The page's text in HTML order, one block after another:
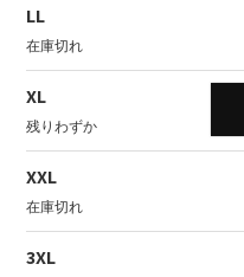
LL
在庫切れ
XL
残りわずか
XXL
在庫切れ
3XL